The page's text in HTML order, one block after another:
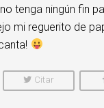
tenga ningún fin
mi reguerito de
Citar
Comentario